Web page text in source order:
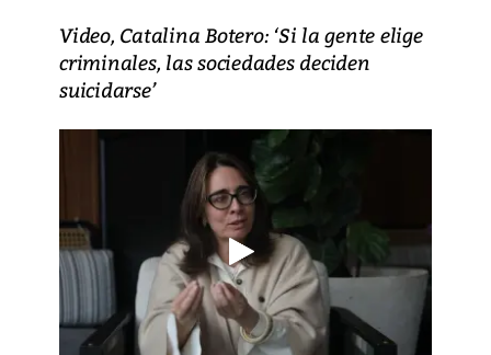
Video, Catalina Botero: ‘Si la gente elige
criminales, las sociedades deciden
suicidarse’